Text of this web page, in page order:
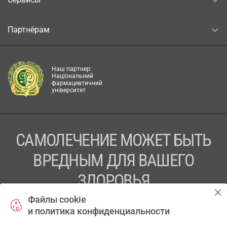
Партнёрам
Наш партнер:
Національний
фармацевтичний
університет
САМОЛЕЧЕНИЕ МОЖЕТ БЫТЬ
ВРЕДНЫМ ДЛЯ ВАШЕГО
ЗДОРОВЬЯ
ПЕРЕД ПРИМЕНЕНИЕМ ПРЕПАРАТА
ПРОКОНСУЛЬТИРУЙТЕСЬ С ВРАЧОМ
Файлы cookie
и политика конфиденциальности